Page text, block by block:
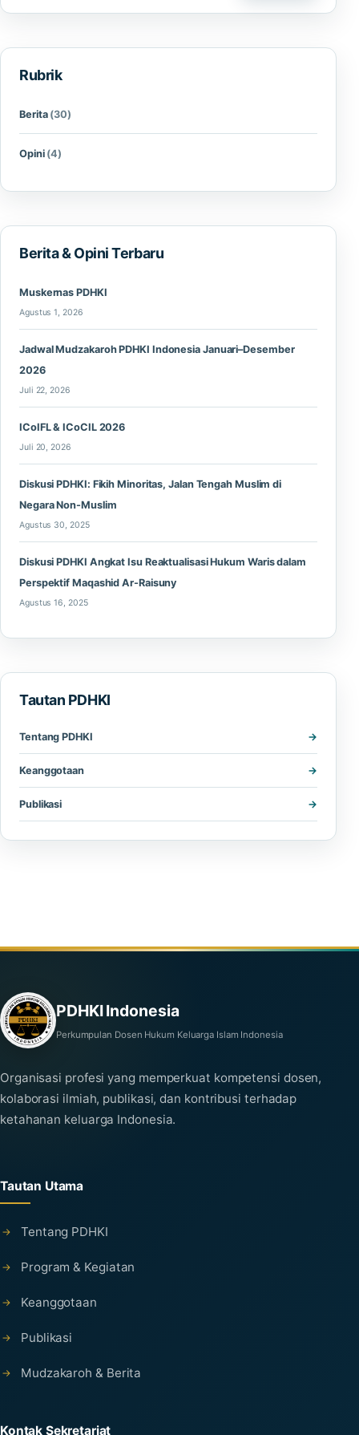
Rubrik
Berita (30)
Opini (4)
Berita & Opini Terbaru
Muskernas PDHKI
Agustus 1, 2026
Jadwal Mudzakaroh PDHKI Indonesia Januari–Desember
2026
Juli 22, 2026
ICoIFL & ICoCIL 2026
Juli 20, 2026
Diskusi PDHKI: Fikih Minoritas, Jalan Tengah Muslim di
Negara Non-Muslim
Agustus 30, 2025
Diskusi PDHKI Angkat Isu Reaktualisasi Hukum Waris dalam
Perspektif Maqashid Ar-Raisuny
Agustus 16, 2025
Tautan PDHKI
Tentang PDHKI
Keanggotaan
Publikasi
PDHKI Indonesia
Perkumpulan Dosen Hukum Keluarga Islam Indonesia
Organisasi profesi yang memperkuat kompetensi dosen,
kolaborasi ilmiah, publikasi, dan kontribusi terhadap
ketahanan keluarga Indonesia.
Tautan Utama
Tentang PDHKI
Program & Kegiatan
Keanggotaan
Publikasi
Mudzakaroh & Berita
Kontak Sekretariat